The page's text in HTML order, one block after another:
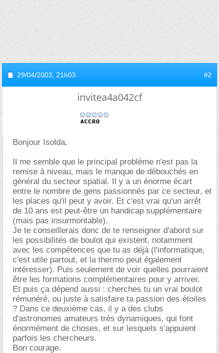
29/04/2003, 21h03 #2
invitea4a042cf
Bonjour Isolda,
Il me semble que le principal problème n'est pas la
remise à niveau, mais le manque de débouchés en
général du secteur spatial. Il y a un énorme écart
entre le nombre de gens passionnés par ce secteur, et
les places qu'il peut y avoir. Et c'est vrai qu'un arrêt
de 10 ans est peut-être un handicap supplémentaire
(mais pas insurmontable).
Je te conseillerais donc de te renseigner d'abord sur
les possibilités de boulot qui existent, notamment
avec les compétences que tu as déjà (l'informatique,
c'est utile partout, et la thermo peut également
intéresser). Puis seulement de voir quelles pourraient
être les formations complémentaires pour y arriver.
Et puis ça dépend aussi : cherches tu un vrai boulot
rémunéré, ou juste à satisfaire ta passion des étoiles
? Dans ce deuxième cas, il y a des clubs
d'astronomes amateurs très dynamiques, qui font
énormément de choses, et sur lesquels s'appuient
parfois les chercheurs.
Bon courage.